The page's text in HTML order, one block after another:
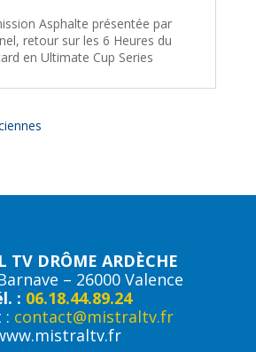
Asphalte présentée par
retour sur les 6 Heures du
en Ultimate Cup Series
TV DRÔME ARDÈCHE
– 26000 Valence
: 06.18.44.89.24
: contact@mistraltv.fr